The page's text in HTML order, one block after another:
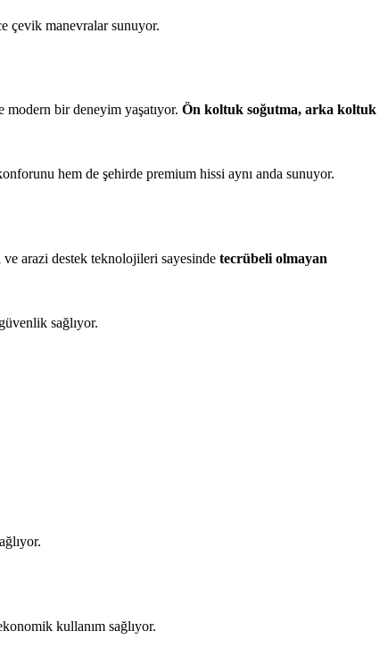
çevik manevralar sunuyor.
bir deneyim yaşatıyor. Ön koltuk soğutma, arka koltuk
hem de şehirde premium hissi aynı anda sunuyor.
arazi destek teknolojileri sayesinde tecrübeli olmayan
sağlıyor.
kullanım sağlıyor.